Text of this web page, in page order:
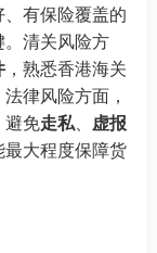
有保险覆盖的
。清关风险方
，熟悉香港海关
律风险方面，
避免走私、 虚报
大程度保障货